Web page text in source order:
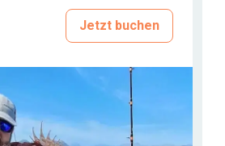
Jetzt buchen